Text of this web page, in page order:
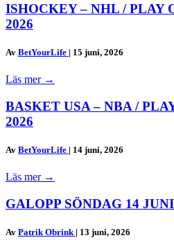
ISHOCKEY – NHL / PLAY
2026
Av BetYourLife | 15 juni, 2026
Läs mer →
BASKET USA – NBA /
2026
Av BetYourLife | 14 juni, 2026
Läs mer →
GALOPP SÖNDAG 14
Av Patrik Obrink | 13 juni, 2026